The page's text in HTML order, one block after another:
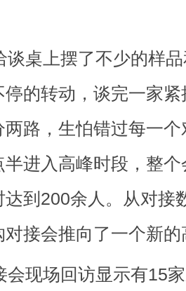
谈桌上摆了不少的样
的转动，谈完一家
路，生怕错过每一
进入高峰时段，整
到200余人。从对接
接会推向了一个新的
会现场回访显示有15